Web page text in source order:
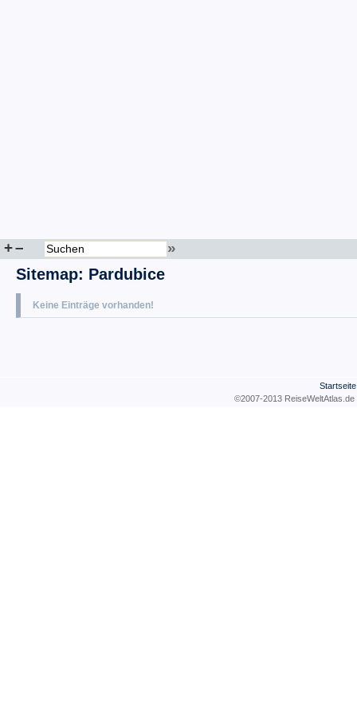
+– »
Sitemap: Pardubice
Keine Einträge vorhanden!
Startseite
©2007-2013